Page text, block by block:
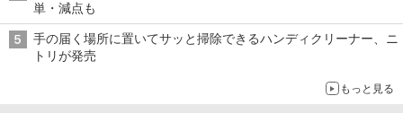
単・減点も
手の届く場所に置いてサッと掃除できるハンディクリーナー、ニ
トリが発売
もっと見る